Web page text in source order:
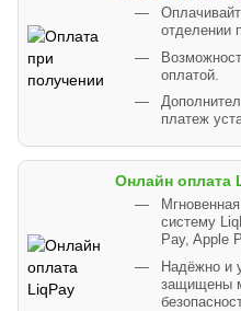
отделении
оплатой.
платеж
Онлайн оплата
систему
Pay, Apple
Надёжно и
защищены